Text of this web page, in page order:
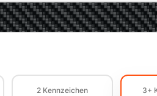
2 Kennzeichen 3+